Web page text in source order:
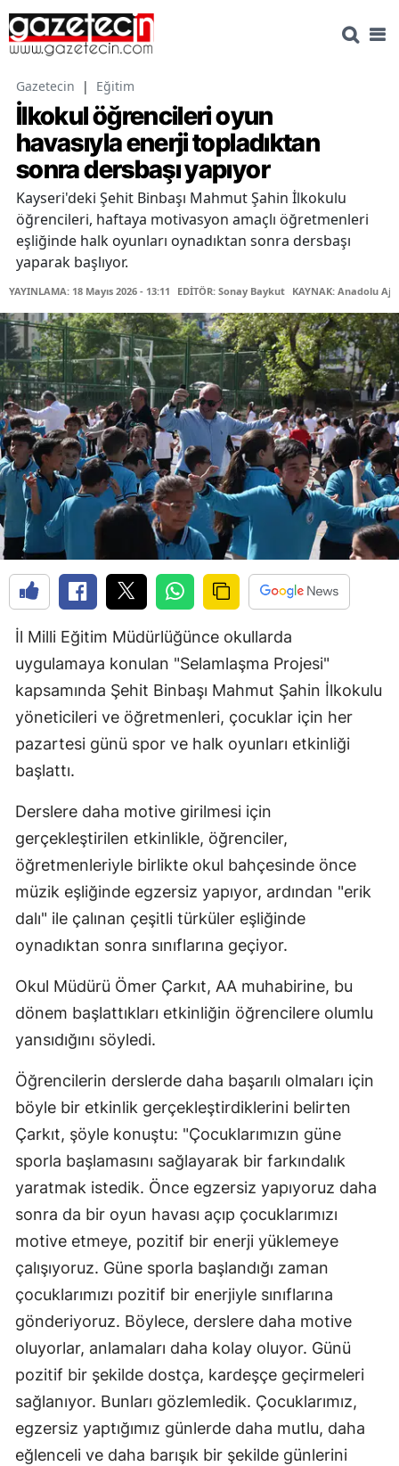
Gazetecin | Eğitim
İlkokul öğrencileri oyun
havasıyla enerji topladıktan
sonra dersbaşı yapıyor
Kayseri'deki Şehit Binbaşı Mahmut Şahin İlkokulu
öğrencileri, haftaya motivasyon amaçlı öğretmenleri
eşliğinde halk oyunları oynadıktan sonra dersbaşı
yaparak başlıyor.
YAYINLAMA: 18 Mayıs 2026 - 13:11 EDİTÖR: Sonay Baykut KAYNAK: Anadolu
İl Milli Eğitim Müdürlüğünce okullarda
uygulamaya konulan "Selamlaşma Projesi"
kapsamında Şehit Binbaşı Mahmut Şahin İlkokulu
yöneticileri ve öğretmenleri, çocuklar için her
pazartesi günü spor ve halk oyunları etkinliği
başlattı.
Derslere daha motive girilmesi için
gerçekleştirilen etkinlikle, öğrenciler,
öğretmenleriyle birlikte okul bahçesinde önce
müzik eşliğinde egzersiz yapıyor, ardından "erik
dalı" ile çalınan çeşitli türküler eşliğinde
oynadıktan sonra sınıflarına geçiyor.
Okul Müdürü Ömer Çarkıt, AA muhabirine, bu
dönem başlattıkları etkinliğin öğrencilere olumlu
yansıdığını söyledi.
Öğrencilerin derslerde daha başarılı olmaları için
böyle bir etkinlik gerçekleştirdiklerini belirten
Çarkıt, şöyle konuştu: "Çocuklarımızın güne
sporla başlamasını sağlayarak bir farkındalık
yaratmak istedik. Önce egzersiz yapıyoruz daha
sonra da bir oyun havası açıp çocuklarımızı
motive etmeye, pozitif bir enerji yüklemeye
çalışıyoruz. Güne sporla başlandığı zaman
çocuklarımızı pozitif bir enerjiyle sınıflarına
gönderiyoruz. Böylece, derslere daha motive
oluyorlar, anlamaları daha kolay oluyor. Günü
pozitif bir şekilde dostça, kardeşçe geçirmeleri
sağlanıyor. Bunları gözlemledik. Çocuklarımız,
egzersiz yaptığımız günlerde daha mutlu, daha
eğlenceli ve daha barışık bir şekilde günlerini